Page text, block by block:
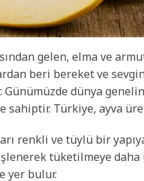
gelen, elma ve
beri bereket ve
dünya
Türkiye, ayva
renkli ve tüylü bir
tüketilmeye
yer bulur.